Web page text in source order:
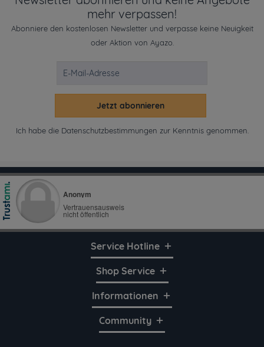
mehr verpassen!
Abonniere den kostenlosen Newsletter und verpasse keine Neuigkeit
oder Aktion von Ayazo.
Jetzt abonnieren
Ich habe die Datenschutzbestimmungen zur Kenntnis genommen.
Service Hotline
Shop Service
Informationen
Community